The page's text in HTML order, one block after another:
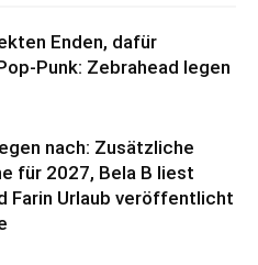
Enden, dafür
Punk: Zebrahead legen
nach: Zusätzliche
für 2027, Bela B liest
Farin Urlaub veröffentlicht